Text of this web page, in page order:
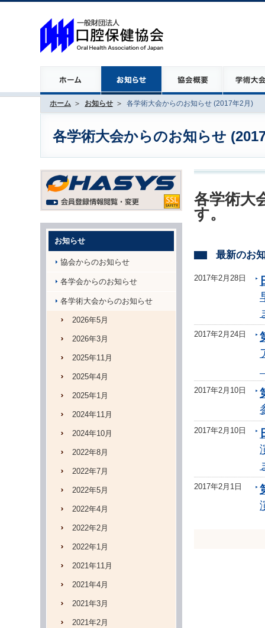
ホーム お知らせ 各学術大会からのお知らせ (2017年2月)
各学術大会からのお知らせ
各学術大
す。
最新のお
2017年2月28日
2017年2月24日
2017年2月10日
2017年2月10日
2017年2月1日
お知らせ
協会からのお知らせ
各学会からのお知らせ
各学術大会からのお知らせ
2026年5月
2026年3月
2025年11月
2025年4月
2025年1月
2024年11月
2024年10月
2022年8月
2022年7月
2022年5月
2022年4月
2022年2月
2022年1月
2021年11月
2021年4月
2021年3月
2021年2月